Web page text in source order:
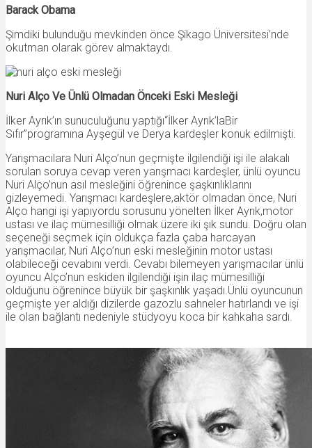
Barack Obama
Şimdiki bulunduğu mevkinden önce Şikago Üniversitesi’nde
okutman olarak görev almaktaydı.
Nuri Alço Ve Ünlü Olmadan Önceki Eski Mesleği
İlker Ayrık’ın sunuculuğunu yaptığı“İlker Ayrık’laBir
Sıfır”programına Ayşegül ve Derya kardeşler konuk edilmişti.
Yarışmacılara Nuri Alço’nun geçmişte ilgilendiği işi ile alakalı
sorulan soruya cevap veren yarışmacı kardeşler, ünlü oyuncu
Nuri Alço’nun asıl mesleğini öğrenince şaşkınlıklarını
gizleyemedi. Yarışmacı kardeşlere,aktör olmadan önce, Nuri
Alço hangi işi yapıyordu sorusunu yönelten İlker Ayrık,motor
ustası ve ilaç mümesilliği olmak üzere iki şık sundu. Doğru olan
seçeneği seçmek için oldukça fazla çaba harcayan
yarışmacılar, Nuri Alço’nun eski mesleğinin motor ustası
olabileceği cevabını verdi. Cevabı bilemeyen yarışmacılar ünlü
oyuncu Alço’nun eskiden ilgilendiği işin ilaç mümesilliği
olduğunu öğrenince büyük bir şaşkınlık yaşadı.Ünlü oyuncunun
geçmişte yer aldığı dizilerde gazozlu sahneler hatırlandı ve işi
ile olan bağlantı nedeniyle stüdyoyu koca bir kahkaha sardı.